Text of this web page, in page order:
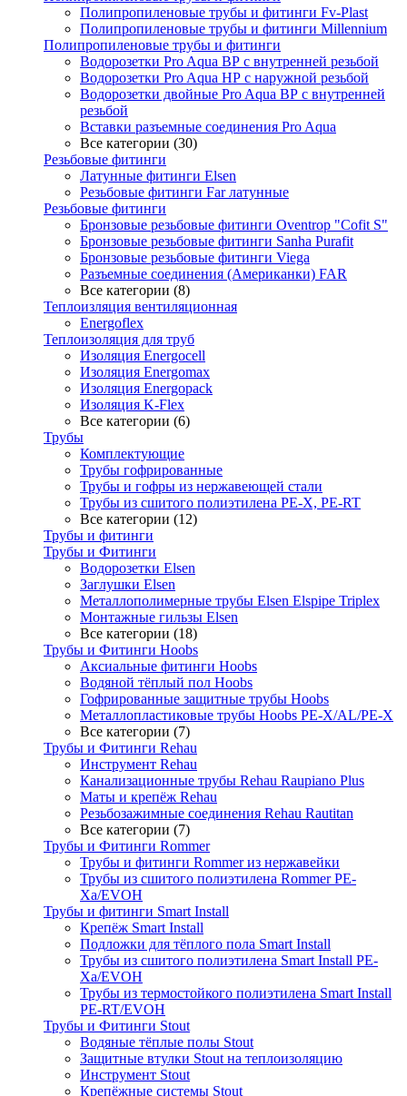
Полипропиленовые трубы и фитинги Fv-Plast
Полипропиленовые трубы и фитинги Millennium
Полипропиленовые трубы и фитинги
Водорозетки Pro Aqua ВР с внутренней резьбой
Водорозетки Pro Aqua НР с наружной резьбой
Водорозетки двойные Pro Aqua ВР с внутренней
резьбой
Вставки разъемные соединения Pro Aqua
Все категории (30)
Резьбовые фитинги
Латунные фитинги Elsen
Резьбовые фитинги Far латунные
Резьбовые фитинги
Бронзовые резьбовые фитинги Oventrop "Cofit S"
Бронзовые резьбовые фитинги Sanha Purafit
Бронзовые резьбовые фитинги Viega
Разъемные соединения (Американки) FAR
Все категории (8)
Теплоизляция вентиляционная
Energoflex
Теплоизоляция для труб
Изоляция Energocell
Изоляция Energomax
Изоляция Energopack
Изоляция K-Flex
Все категории (6)
Трубы
Комплектующие
Трубы гофрированные
Трубы и гофры из нержавеющей стали
Трубы из сшитого полиэтилена PE-X, PE-RT
Все категории (12)
Трубы и фитинги
Трубы и Фитинги
Водорозетки Elsen
Заглушки Elsen
Металлополимерные трубы Elsen Elspipe Triplex
Монтажные гильзы Elsen
Все категории (18)
Трубы и Фитинги Hoobs
Аксиальные фитинги Hoobs
Водяной тёплый пол Hoobs
Гофрированные защитные трубы Hoobs
Металлопластиковые трубы Hoobs PE-X/AL/PE-X
Все категории (7)
Трубы и Фитинги Rehau
Инструмент Rehau
Канализационные трубы Rehau Raupiano Plus
Маты и крепёж Rehau
Резьбозажимные соединения Rehau Rautitan
Все категории (7)
Трубы и Фитинги Rommer
Трубы и фитинги Rommer из нержавейки
Трубы из сшитого полиэтилена Rommer PE-
Xa/EVOH
Трубы и фитинги Smart Install
Крепёж Smart Install
Подложки для тёплого пола Smart Install
Трубы из сшитого полиэтилена Smart Install PE-
Xa/EVOH
Трубы из термостойкого полиэтилена Smart Install
PE-RT/EVOH
Трубы и Фитинги Stout
Водяные тёплые полы Stout
Защитные втулки Stout на теплоизоляцию
Инструмент Stout
Крепёжные системы Stout